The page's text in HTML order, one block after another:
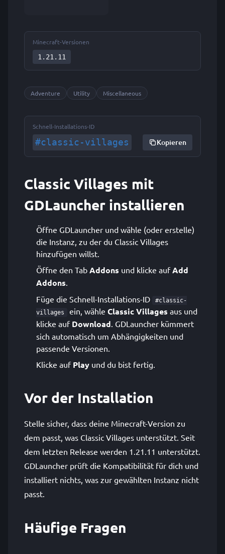
Minecraft-Versionen
1.21.11
Adventure Utility Miscellaneous
Schnell-Installations-ID
#classic-villages Kopieren
Classic Villages mit
GDLauncher installieren
Öffne GDLauncher und wähle (oder erstelle)
die Instanz, zu der du Classic Villages
hinzufügen willst.
Öffne den Tab Addons und klicke aufAdd
Addons.
Füge die Schnell-Installations-ID
#classic-
villages
ein, wähle Classic Villages aus und
klicke auf Download. GDLauncher kümmert
sich automatisch um Abhängigkeiten und
passende Versionen.
Klicke auf Play und du bist fertig.
Vor der Installation
Stelle sicher, dass deine Minecraft-Version zu
dem passt, was Classic Villages unterstützt. Seit
dem letzten Release werden 1.21.11 unterstützt.
GDLauncher prüft die Kompatibilität für dich und
installiert nichts, was zur gewählten Instanz nicht
passt.
Häufige Fragen